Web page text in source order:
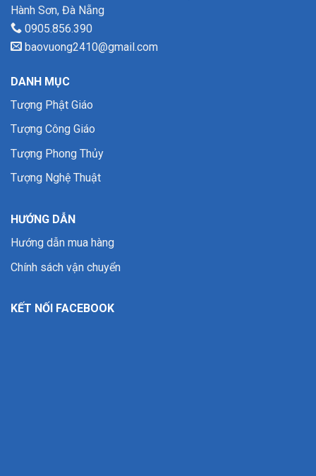
Hành Sơn, Đà Nẵng
0905.856.390
baovuong2410@gmail.com
DANH MỤC
Tượng Phật Giáo
Tượng Công Giáo
Tượng Phong Thủy
Tượng Nghệ Thuật
HƯỚNG DẪN
Hướng dẫn mua hàng
Chính sách vận chuyển
KẾT NỐI FACEBOOK